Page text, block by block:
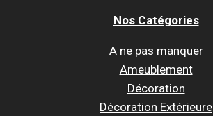
Nos Catégories
A ne pas manquer
Ameublement
Décoration
Décoration Extérieure